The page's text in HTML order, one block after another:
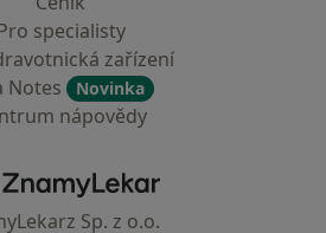
specialisty
zařízení
Notes
Novinka
nápovědy
ZnamyLekar - Hlavní stránka
Sp. z o.o.